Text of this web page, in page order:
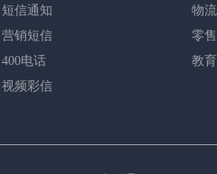
短信通知
营销短信
400电话
视频彩信
物
零
教